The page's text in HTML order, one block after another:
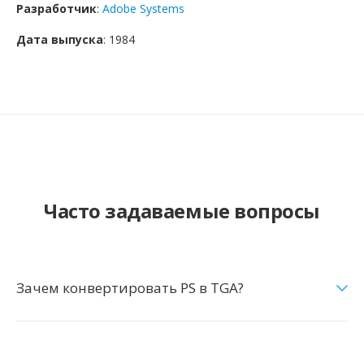
Разработчик: Adobe Systems
Дата выпуска: 1984
Часто задаваемые вопросы
Зачем конвертировать PS в TGA?